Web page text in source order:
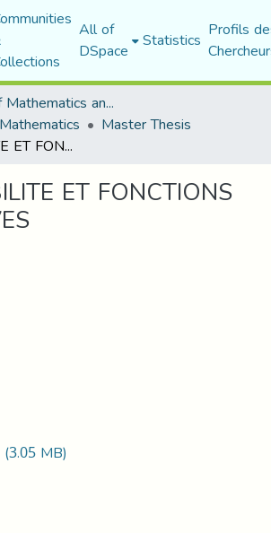
All of
DSpace Statistics Profils
Faculty of Mathematics and Computer Science
Master Thesis
CALCULABILITE ET FONCTIONS RECURSTVES
ET FONCTIONS
(3.05 MB)